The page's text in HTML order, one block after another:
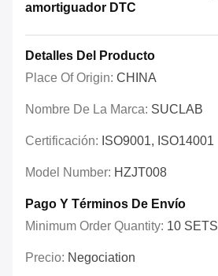
amortiguador DTC
Detalles Del Producto
Place Of Origin: CHINA
Nombre De La Marca: SUCLAB
Certificación: ISO9001, ISO14001
Model Number: HZJT008
Pago Y Términos De Envío
Minimum Order Quantity: 10 SETS
Precio: Negociation